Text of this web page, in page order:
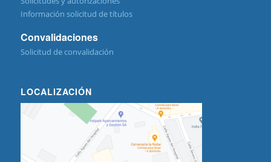
Información solicitud de títulos
Convalidaciones
Solicitud de convalidación
LOCALIZACIÓN